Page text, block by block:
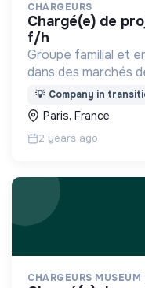
CHARGEURS
chargé(e) de projets rse corporate (stage)
f/h
Groupe familial et
dans des marchés
100 pays et
stratégiques :
💡 Company in
Paris, France
2 years ago
CHARGEURS